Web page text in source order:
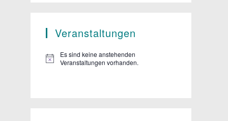
Veranstaltungen
Es sind keine anstehenden
Veranstaltungen vorhanden.